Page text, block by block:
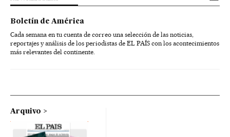
Boletín de América
Cada semana en tu cuenta de correo una selección de las noticias,
reportajes y análisis de los periodistas de EL PAÍS con los acontecimientos
más relevantes del continente.
Arquivo